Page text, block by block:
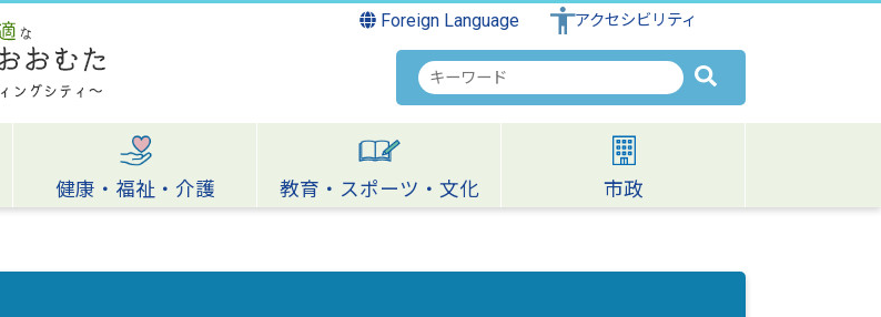
Foreign Language アクセシビリティ
検
索
キ
ワ
ー
健康・福祉・介護 教育・スポーツ・文化 市政